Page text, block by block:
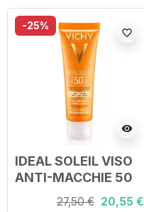
-25%
visibility
favorite_border
IDEAL SOLEIL VISO
ANTI-MACCHIE 50
27,50 € 20,55 €